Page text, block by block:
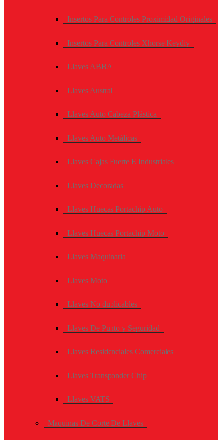
Insertos Para Controles Proximidad Originales
Insertos Para Controles Xhorse Keydiy
Llaves ABBA
Llaves Austral
Llaves Auto Cabeza Plástica
Llaves Auto Metálicas
Llaves Cajas Fuerte E Industriales
Llaves Decoradas
Llaves Huecas Portachip Auto
Llaves Huecas Portachip Moto
Llaves Maquinaria
Llaves Moto
Llaves No duplicables
Llaves De Punto y Seguridad
Llaves Residenciales Comerciales
Llaves Transponder Chip
Llaves VATS
Maquinas De Corte De Llaves